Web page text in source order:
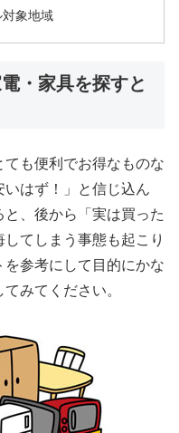
象地域
・家具を探すと
も便利でお得なものな
はず！」と信じ込ん
、後から「実は買った
てしまう事態も起こり
参考にして目的にかな
みてください。